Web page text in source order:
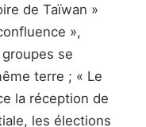
de Taïwan »
»,
se
terre ; « Le
la réception de
les élections